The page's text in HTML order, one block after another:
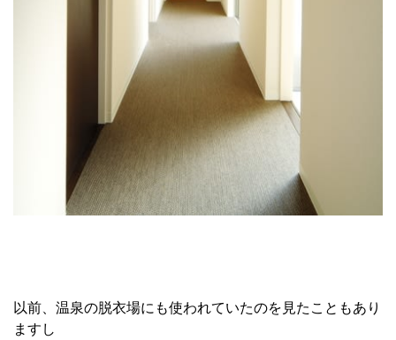
以前、温泉の脱衣場にも使われていたのを見たこともあり
ますし